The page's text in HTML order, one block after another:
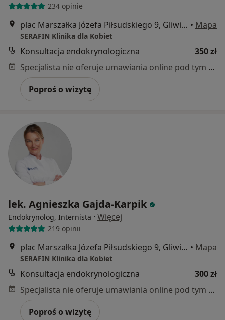
234 opinie
plac Marszałka Józefa Piłsudskiego 9, Gliwice • Mapa
SERAFIN Klinika dla Kobiet
Konsultacja endokrynologiczna
350 zł
Specjalista nie oferuje umawiania online pod tym adresem.
Poproś o wizytę
lek. Agnieszka Gajda-Karpik
Endokrynolog, Internista · Więcej
219 opinii
plac Marszałka Józefa Piłsudskiego 9, Gliwice • Mapa
SERAFIN Klinika dla Kobiet
Konsultacja endokrynologiczna
300 zł
Specjalista nie oferuje umawiania online pod tym adresem.
Poproś o wizytę